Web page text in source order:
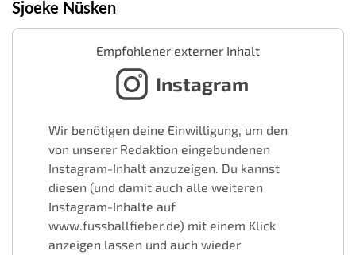
Sjoeke Nüsken
Empfohlener externer Inhalt
Instagram
Wir benötigen deine Einwilligung, um den
von unserer Redaktion eingebundenen
Instagram-Inhalt anzuzeigen. Du kannst
diesen (und damit auch alle weiteren
Instagram-Inhalte auf
www.fussballfieber.de) mit einem Klick
anzeigen lassen und auch wieder